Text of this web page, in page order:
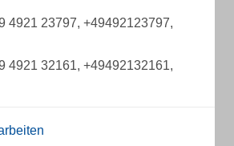
4921 23797, +49492123797,
4921 32161, +49492132161,